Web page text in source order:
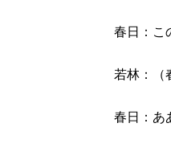
春日：こ
若林：
春日：あ